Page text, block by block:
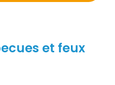
et feux